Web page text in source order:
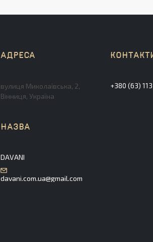
вулиця Миколаївська, 2,
Вінниця, Україна
DAVANI
davani.com.ua@gmail.com
+380 (63)